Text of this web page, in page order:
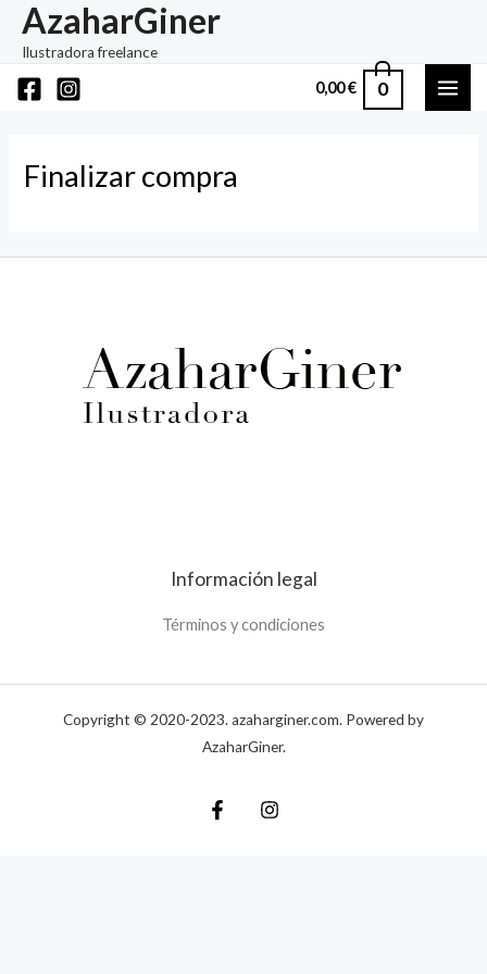
AzaharGiner
Ilustradora freelance
0,00€ 0
Finalizar compra
Información legal
Términos y condiciones
Copyright © 2020-2023. azaharginer.com. Powered by
AzaharGiner.